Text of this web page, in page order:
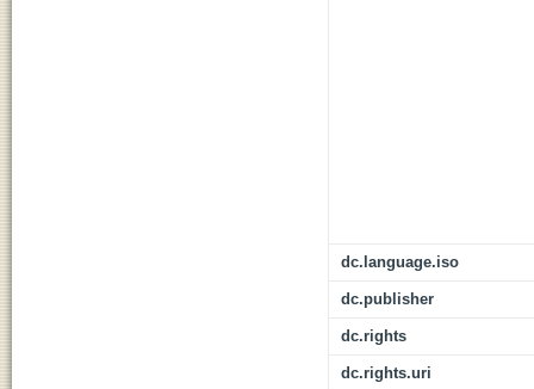
dc.language.iso
dc.publisher
dc.rights
dc.rights.uri